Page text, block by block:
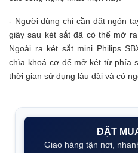
- Người dùng chỉ cần đặt ngón
giây sau két sắt đã có thể mở
Ngoài ra két sắt mini Philips
chìa khoá cơ để mở két từ phía
thời gian sử dụng lâu dài và có
ĐẶT
Giao hàng tận nơi,